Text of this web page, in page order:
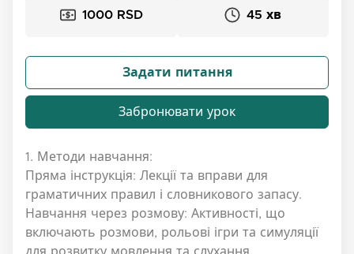
1000 RSD 45 хв
Задати питання
Забронювати урок
1. Методи навчання:
Пряма інструкція: Лекції та вправи для
граматичних правил і словникового запасу.
Навчання через розмову: Активності, що
включають розмови, рольові ігри та симуляції